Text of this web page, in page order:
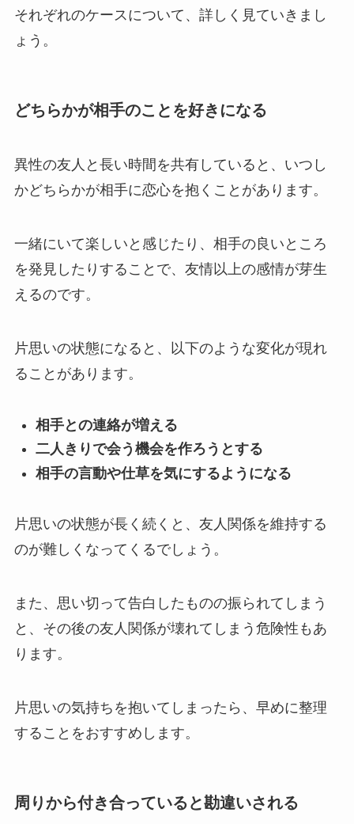
それぞれのケースについて、詳しく見ていきまし
ょう。
どちらかが相手のことを好きになる
異性の友人と長い時間を共有していると、いつし
かどちらかが相手に恋心を抱くことがあります。
一緒にいて楽しいと感じたり、相手の良いところ
を発見したりすることで、友情以上の感情が芽生
えるのです。
片思いの状態になると、以下のような変化が現れ
ることがあります。
相手との連絡が増える
二人きりで会う機会を作ろうとする
相手の言動や仕草を気にするようになる
片思いの状態が長く続くと、友人関係を維持する
のが難しくなってくるでしょう。
また、思い切って告白したものの振られてしまう
と、その後の友人関係が壊れてしまう危険性もあ
ります。
片思いの気持ちを抱いてしまったら、早めに整理
することをおすすめします。
周りから付き合っていると勘違いされる